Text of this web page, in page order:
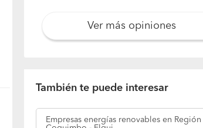
Ver más opiniones
También te puede interesar
Empresas energías renovables en Región